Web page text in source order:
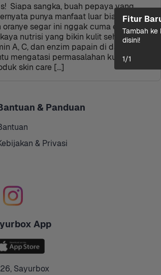
Siapa sangka, buah pepaya yang
punya manfaat luar biasa buat
oranye segar ini nggak cuma enak dan
nutrisi yang bikin kulit sehat alami.
A, C, dan enzim papain di dalam
mengatasi permasalahan kulit. Nggak
skin care […]
& Panduan
& Privasi
App
, Sayurbox
Fitur
Tambah ke
disini!
1/1